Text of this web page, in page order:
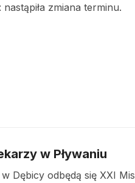
zmiana terminu.
w Pływaniu
Dębicy odbędą się XXI